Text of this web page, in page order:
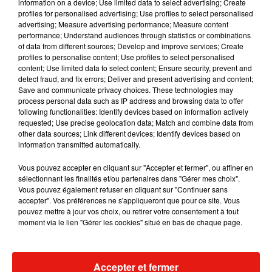
Voir cette publication sur Instagram
Le savais-tu ?⠬ L'équivalent d’une benne de vêtement est
jeté toutes les secondes dans le monde �xܮ ⠬ ⠬ Le
gaspillage vestimentaire est un vrai fléau pour
�xÈxÈ⠬ Un ménage jette en moyen 9 kg de vêtement
tous les ans, mais le vrai problème est le suivant : 80 % des
vêtements sont jetés dans des poubelles qui finissent dans
les décharges ou les usines d'incinération. ⠬ Seul 20 % des
vêtements sont collectés: 50 % sont par la suite recyclés, 40
profiles for personalised advertising; Use profiles to select personalised
advertising; Measure advertising performance; Measure content
performance; Understand audiences through statistics or combinations
of data from different sources; Develop and improve services; Create
profiles to personalise content; Use profiles to select personalised
content; Use limited data to select content; Ensure security, prevent and
detect fraud, and fix errors; Deliver and present advertising and content;
Save and communicate privacy choices. These technologies may
process personal data such as IP address and browsing data to offer
following functionalities: Identify devices based on information actively
requested; Use precise geolocation data; Match and combine data from
other data sources; Link different devices; Identify devices based on
information transmitted automatically.
Vous pouvez accepter en cliquant sur "Accepter et fermer", ou affiner en
sélectionnant les finalités et/ou partenaires dans "Gérer mes choix".
Vous pouvez également refuser en cliquant sur "Continuer sans
accepter". Vos préférences ne s'appliqueront que pour ce site. Vous
pouvez mettre à jour vos choix, ou retirer votre consentement à tout
moment via le lien "Gérer les cookies" situé en bas de chaque page.
Accepter et fermer